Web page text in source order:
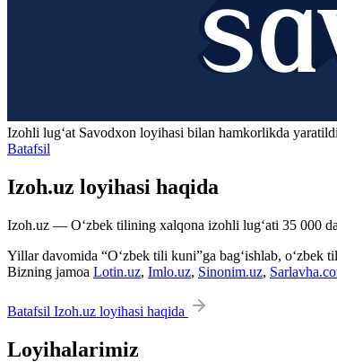
Izohli lugʻat Savodxon loyihasi bilan hamkorlikda
Batafsil
Izoh.uz loyihasi haqida
Izoh.uz — O‘zbek tilining xalqona izohli lug‘ati 35 000
Yillar davomida “O‘zbek tili kuni”ga bag‘ishlab, o‘zbek
Bizning jamoa Lotin.uz, Imlo.uz, Sinonim.uz,
Batafsil Izoh.uz loyihasi haqida
Loyihalarimiz